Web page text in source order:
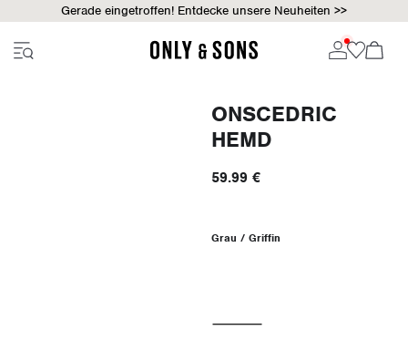
Gerade eingetroffen! Entdecke unsere Neuheiten >>
ONSCEDRIC
HEMD
59.99 €
Grau / Griffin